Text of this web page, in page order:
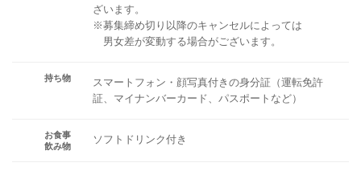
ざいます。
※募集締め切り以降のキャンセルによっては
男女差が変動する場合がございます。
持ち物
スマートフォン・顔写真付きの身分証（運転免許
証、マイナンバーカード、パスポートなど）
お食事
飲み物
ソフトドリンク付き